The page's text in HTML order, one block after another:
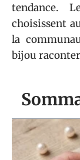
tendance.
choisissent
la
bijou